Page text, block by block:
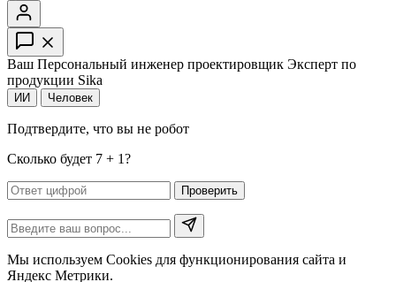
Ваш Персональный инженер проектировщик Эксперт по
продукции Sika
ИИ Человек
Подтвердите, что вы не робот
Сколько будет 7 + 1?
Проверить
Мы используем Cookies для функционирования сайта и
Яндекс Метрики.